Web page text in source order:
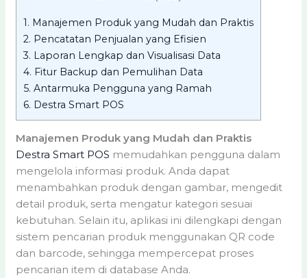
1. Manajemen Produk yang Mudah dan Praktis
2. Pencatatan Penjualan yang Efisien
3. Laporan Lengkap dan Visualisasi Data
4. Fitur Backup dan Pemulihan Data
5. Antarmuka Pengguna yang Ramah
6. Destra Smart POS
Manajemen Produk yang Mudah dan Praktis
Destra Smart POS memudahkan pengguna dalam
mengelola informasi produk. Anda dapat
menambahkan produk dengan gambar, mengedit
detail produk, serta mengatur kategori sesuai
kebutuhan. Selain itu, aplikasi ini dilengkapi dengan
sistem pencarian produk menggunakan QR code
dan barcode, sehingga mempercepat proses
pencarian item di database Anda.